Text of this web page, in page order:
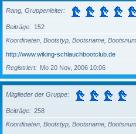
Rang, Gruppenleiter
Beiträge
152
Koordinaten, Bootstyp, Bootsname,
http://www.wiking-schlauchbootclub.de
Registriert
Mo 20 Nov, 2006 10:06
Mitglieder der Gruppe
Beiträge
258
Koordinaten, Bootstyp, Bootsname,